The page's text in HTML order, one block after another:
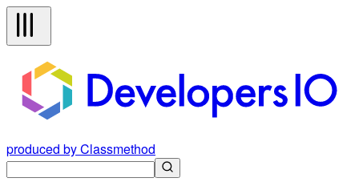
produced by Classmethod